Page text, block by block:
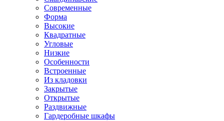
Современные
Форма
Высокие
Квадратные
Угловые
Низкие
Особенности
Встроенные
Из кладовки
Закрытые
Открытые
Раздвижные
Гардеробные шкафы